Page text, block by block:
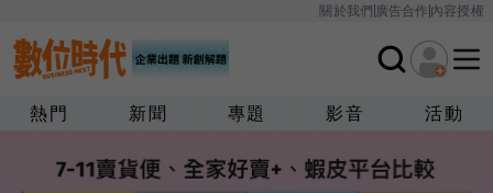
關於我們廣告合作內容授權
熱門 新聞 專題 影音 活動